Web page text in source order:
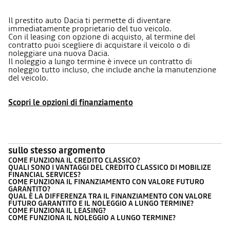
Il prestito auto Dacia ti permette di diventare
immediatamente proprietario del tuo veicolo.
Con il leasing con opzione di acquisto, al termine del
contratto puoi scegliere di acquistare il veicolo o di
noleggiare una nuova Dacia.
Il noleggio a lungo termine è invece un contratto di
noleggio tutto incluso, che include anche la manutenzione
del veicolo.
Scopri le opzioni di finanziamento
sullo stesso argomento
COME FUNZIONA IL CREDITO CLASSICO?
QUALI SONO I VANTAGGI DEL CREDITO CLASSICO DI MOBILIZE
FINANCIAL SERVICES?
COME FUNZIONA IL FINANZIAMENTO CON VALORE FUTURO
GARANTITO?
QUAL È LA DIFFERENZA TRA IL FINANZIAMENTO CON VALORE
FUTURO GARANTITO E IL NOLEGGIO A LUNGO TERMINE?
COME FUNZIONA IL LEASING?
COME FUNZIONA IL NOLEGGIO A LUNGO TERMINE?